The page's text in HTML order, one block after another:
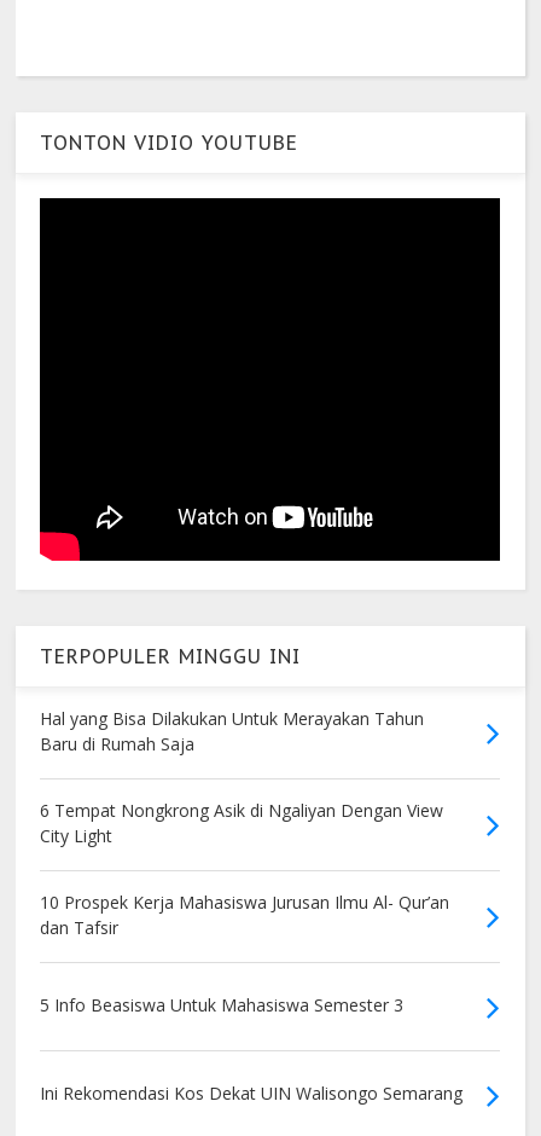
TONTON VIDIO YOUTUBE
TERPOPULER MINGGU INI
Hal yang Bisa Dilakukan Untuk Merayakan Tahun
Baru di Rumah Saja
6 Tempat Nongkrong Asik di Ngaliyan Dengan View
City Light
10 Prospek Kerja Mahasiswa Jurusan Ilmu Al- Qur’an
dan Tafsir
5 Info Beasiswa Untuk Mahasiswa Semester 3
Ini Rekomendasi Kos Dekat UIN Walisongo Semarang